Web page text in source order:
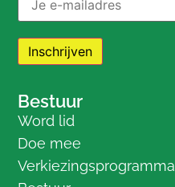
Bestuur
Word lid
Doe mee
Verkiezingsprogramma